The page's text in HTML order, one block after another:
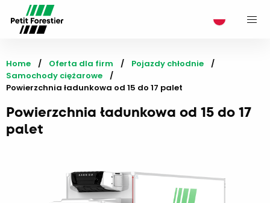
Home Oferta dla firm
Pojazdy chłodnie
Samochody ciężarowe
Current:
Powierzchnia ładunkowa od 15 do 17 palet
Powierzchnia ładunkowa od 15 do 17
palet